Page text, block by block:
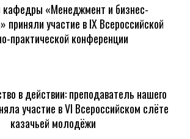
«Менеджмент и бизнес-
приняли участие в IX Всероссийской
практической конференции
в действии: преподаватель нашего
участие в VI Всероссийском слёте
казачьей молодёжи